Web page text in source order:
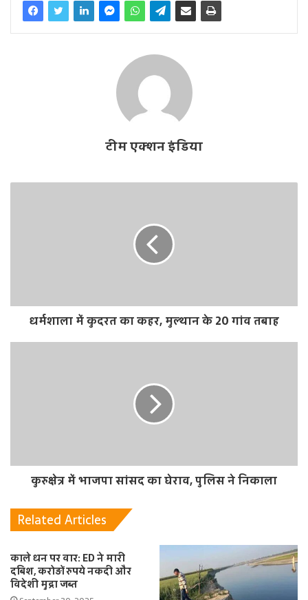
टीम एक्शन इंडिया
धर्मशाला में कुदरत का कहर, मुल्थान के 20 गांव तबाह
कुरुक्षेत्र में भाजपा सांसद का घेराव, पुलिस ने निकाला
Related Articles
काले धन पर वार: ED ने मारी
दबिश, करोड़ों रुपये नकदी और
विदेशी मुद्रा जब्त